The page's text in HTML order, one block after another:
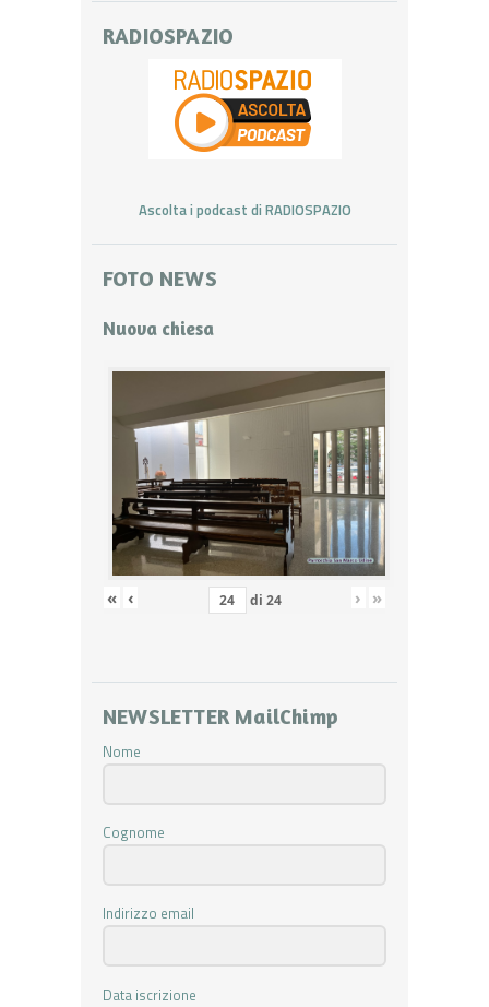
RADIOSPAZIO
Ascolta i podcast di RADIOSPAZIO
FOTO NEWS
Nuova chiesa
« ‹ di 24 › »
NEWSLETTER MailChimp
Nome
Cognome
Indirizzo email
Data iscrizione